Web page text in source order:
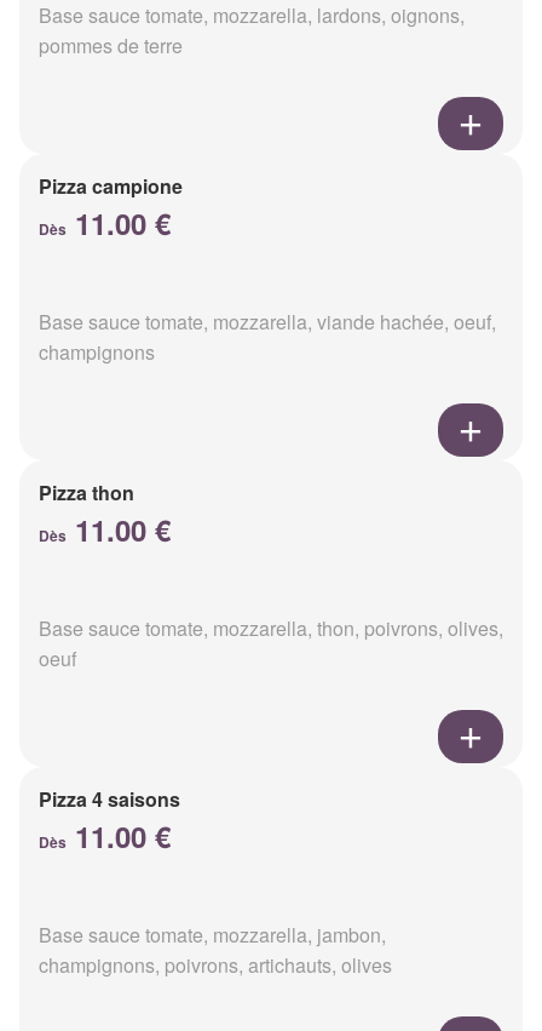
Base sauce tomate, mozzarella, lardons, oignons,
pommes de terre
Pizza campione
Dès 11.00 €
Base sauce tomate, mozzarella, viande hachée, oeuf,
champignons
Pizza thon
Dès 11.00 €
Base sauce tomate, mozzarella, thon, poivrons, olives,
oeuf
Pizza 4 saisons
Dès 11.00 €
Base sauce tomate, mozzarella, jambon,
champignons, poivrons, artichauts, olives